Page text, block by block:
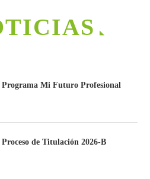
Programa Mi Futuro Profesional
de Titulación 2026-B